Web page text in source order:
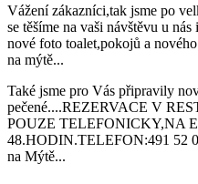
Vážení zákazníci,tak jsme po
se těšíme na vaši návštěvu u
nové foto toalet,pokojů a
na mýtě...
Také jsme pro Vás připravily
pečené....REZERVACE V
POUZE TELEFONICKY,NA
48.HODIN.TELEFON:491 52
na Mýtě...